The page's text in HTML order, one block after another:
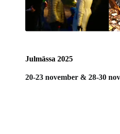
Julmässa 2025
20-23 november & 28-30